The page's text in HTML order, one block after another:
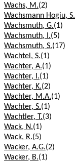
Wachs, M.(2)
Wachsmann Hogiu, S.
Wachsmuth, G.(1)
Wachsmuth, I.(5)
Wachsmuth, S.(17)
Wachtel, S.(1)
Wachter, A.(1)
Wachter, I.(1)
Wachter, K.(2)
Wachter, M.A.(1)
Wachter, S.(1)
Wachtler, T.(3)
Wack, N.(1)
Wack, R.(5)
Wacker, A.G.(2)
Wacker, B.(1)